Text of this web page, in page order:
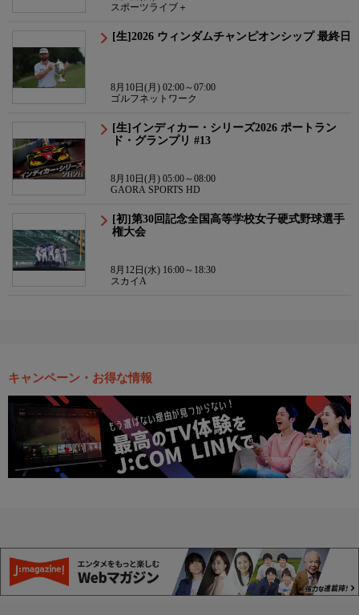
スポーツライブ＋
[生]2026 ウィンダムチャンピオンシップ 最終日
8月10日(月) 02:00～07:00
ゴルフネットワーク
[生]インディカー・シリーズ2026 ポートラン
ド・グランプリ #13
8月10日(月) 05:00～08:00
GAORA SPORTS HD
[初]第30回記念全国高等学校女子硬式野球選手
権大会
8月12日(水) 16:00～18:30
スカイA
キャンペーン・お得な情報